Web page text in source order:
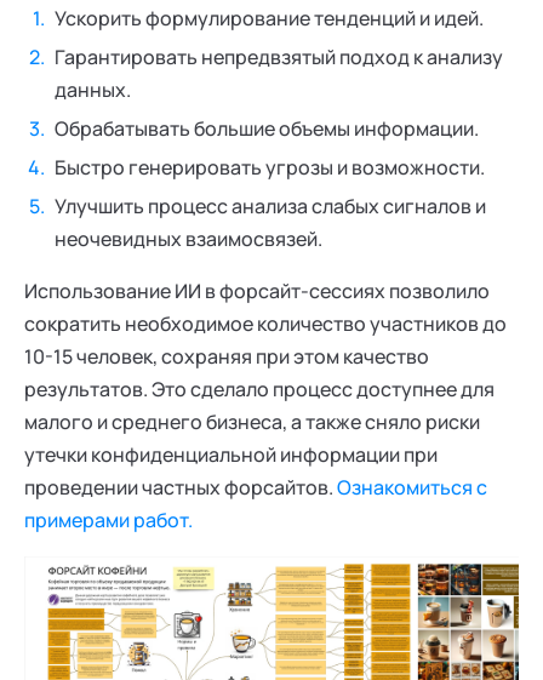
Ускорить формулирование тенденций и идей.
Гарантировать непредвзятый подход к анализу
данных.
Обрабатывать большие объемы информации.
Быстро генерировать угрозы и возможности.
Улучшить процесс анализа слабых сигналов и
неочевидных взаимосвязей.
Использование ИИ в форсайт-сессиях позволило
сократить необходимое количество участников до
10-15 человек, сохраняя при этом качество
результатов. Это сделало процесс доступнее для
малого и среднего бизнеса, а также сняло риски
утечки конфиденциальной информации при
проведении частных форсайтов.Ознакомиться с
примерами работ.